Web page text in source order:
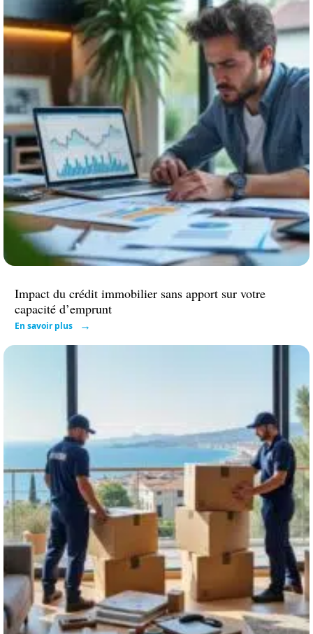
Impact du crédit immobilier sans apport sur votre
capacité d’emprunt
En savoir plus